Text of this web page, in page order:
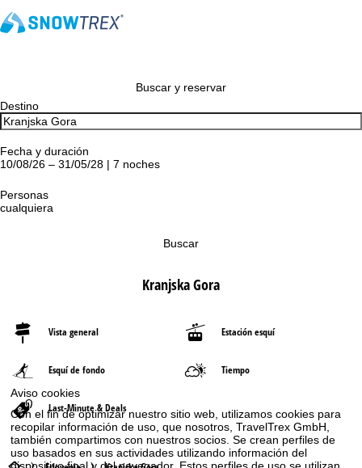
Aviso cookies
Con el fin de optimizar nuestro sitio web, utilizamos cookies para
recopilar información de uso, que nosotros, TravelTrex GmbH,
también compartimos con nuestros socios. Se crean perfiles de
uso basados en sus actividades utilizando información del
dispositivo final y del navegador. Estos perfiles de uso se utilizan
Buscar y reservar
Destino
Fecha y duración
10/08/26 – 31/05/28 | 7 noches
Personas
cualquiera
Buscar
Kranjska Gora
Vista general Estación esquí
Esquí de fondo Tiempo
Last-Minute & Deals